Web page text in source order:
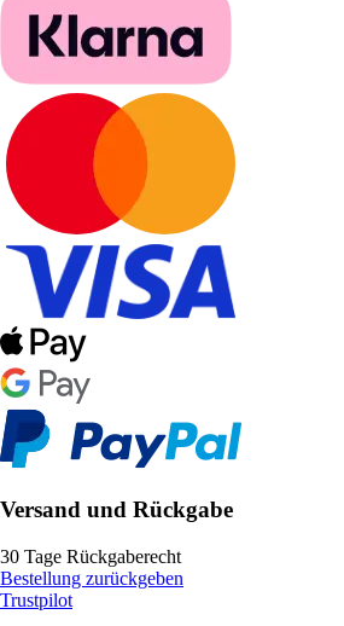
Versand und Rückgabe
30 Tage Rückgaberecht
Bestellung zurückgeben
Trustpilot